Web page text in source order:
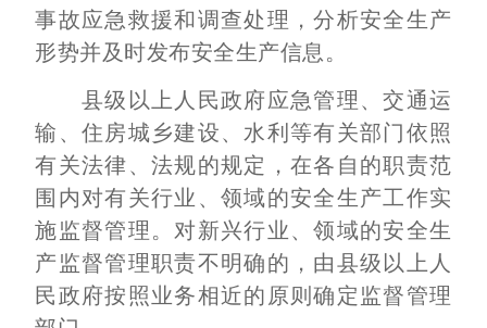
事故应急救援和调查处理，分析安全生产
形势并及时发布安全生产信息。
县级以上人民政府应急管理、交通运
输、住房城乡建设、水利等有关部门依照
有关法律、法规的规定，在各自的职责范
围内对有关行业、领域的安全生产工作实
施监督管理。对新兴行业、领域的安全生
产监督管理职责不明确的，由县级以上人
民政府按照业务相近的原则确定监督管理